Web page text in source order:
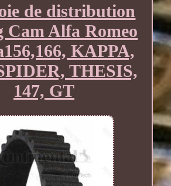
de distribution
Cam Alfa Romeo
KAPPA,
THESIS,
147, GT